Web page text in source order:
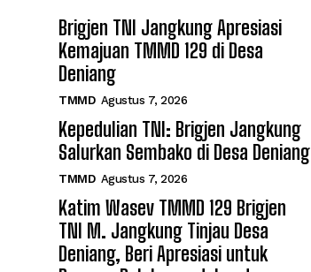
Brigjen TNI Jangkung Apresiasi
Kemajuan TMMD 129 di Desa
Deniang
TMMD Agustus 7, 2026
Kepedulian TNI: Brigjen Jangkung
Salurkan Sembako di Desa Deniang
TMMD Agustus 7, 2026
Katim Wasev TMMD 129 Brigjen
TNI M. Jangkung Tinjau Desa
Deniang, Beri Apresiasi untuk